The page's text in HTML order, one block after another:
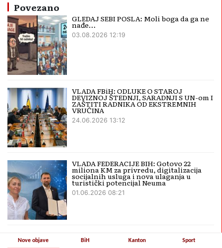
Povezano
GLEDAJ SEBI POSLA: Moli boga da ga ne
nađe…
03.08.2026 12:19
VLADA FBiH: ODLUKE O STAROJ
DEVIZNOJ ŠTEDNJI, SARADNJI S UN-om I
ZAŠTITI RADNIKA OD EKSTREMNIH
VRUĆINA
24.06.2026 13:12
VLADA FEDERACIJE BIH: Gotovo 22
miliona KM za privredu, digitalizacija
socijalnih usluga i nova ulaganja u
turistički potencijal Neuma
01.06.2026 08:21
Nove objave BiH Kanton Sport